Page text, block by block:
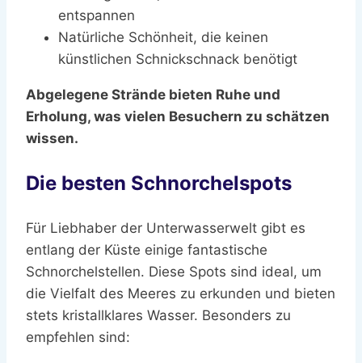
entspannen
Natürliche Schönheit, die keinen
künstlichen Schnickschnack benötigt
Abgelegene Strände bieten Ruhe und
Erholung, was vielen Besuchern zu schätzen
wissen.
Die besten Schnorchelspots
Für Liebhaber der Unterwasserwelt gibt es
entlang der Küste einige fantastische
Schnorchelstellen. Diese Spots sind ideal, um
die Vielfalt des Meeres zu erkunden und bieten
stets kristallklares Wasser. Besonders zu
empfehlen sind: